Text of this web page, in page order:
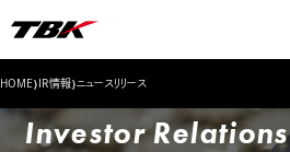
HOME› IR情報›ニュースリリース
Investor Relations